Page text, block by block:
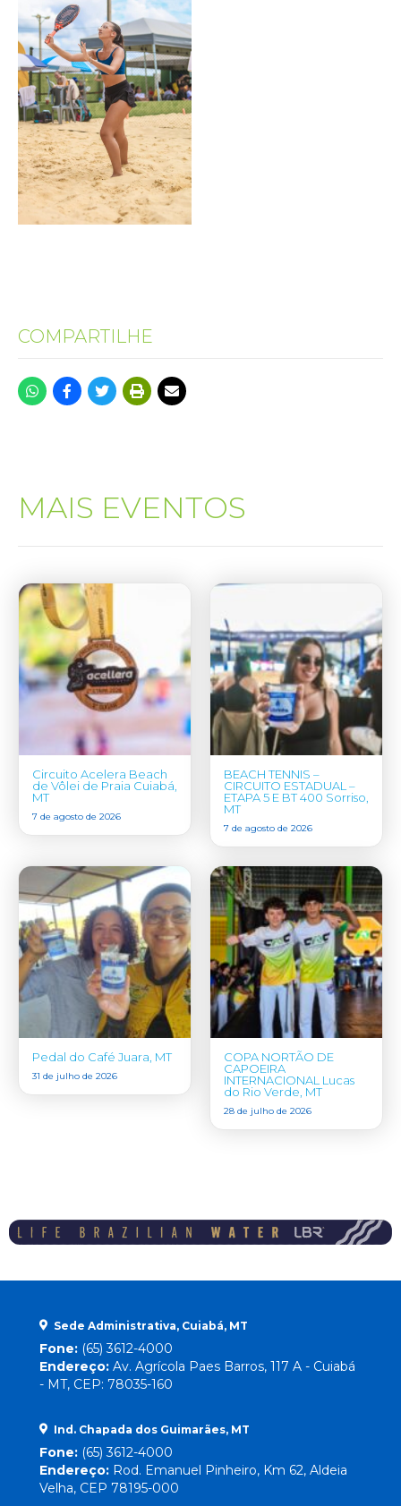
COMPARTILHE
MAIS EVENTOS
Circuito Acelera Beach
de Vôlei de Praia Cuiabá,
MT
7 de agosto de 2026
BEACH TENNIS –
CIRCUITO ESTADUAL –
ETAPA 5 E BT 400 Sorriso,
MT
7 de agosto de 2026
Pedal do Café Juara, MT
31 de julho de 2026
COPA NORTÃO DE
CAPOEIRA
INTERNACIONAL Lucas
do Rio Verde, MT
28 de julho de 2026
Sede Administrativa, Cuiabá, MT
Fone: (65) 3612-4000
Endereço: Av. Agrícola Paes Barros, 117 A - Cuiabá
- MT, CEP: 78035-160
Ind. Chapada dos Guimarães, MT
Fone: (65) 3612-4000
Endereço: Rod. Emanuel Pinheiro, Km 62, Aldeia
Velha, CEP 78195-000